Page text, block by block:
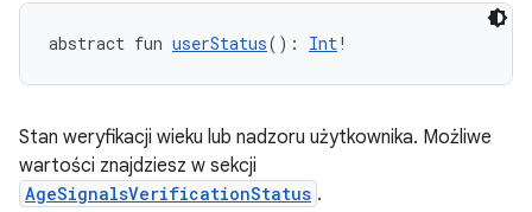
abstract fun userStatus(): Int!
Stan weryfikacji wieku lub nadzoru użytkownika. Możliwe
wartości znajdziesz w sekcji
AgeSignalsVerificationStatus .